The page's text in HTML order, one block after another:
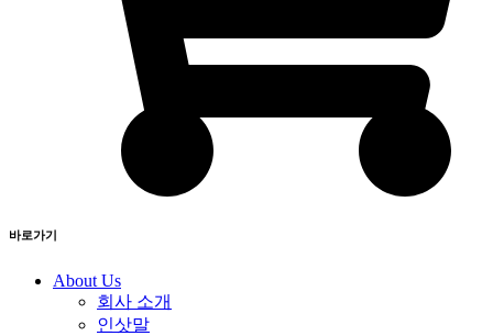
바로가기
About Us
회사 소개
인삿말